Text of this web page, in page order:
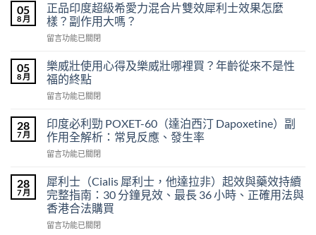
05
8 月
正品印度超級希愛力混合片雙效犀利士效果怎麼
樣？副作用大嗎？
在
品
印
度
超
希
愛
力
混
片
雙
效
利
留言功能已關閉
05
8 月
樂威壯使用心得及樂威壯哪裡買？年齡從來不是性
福的終點
在
威
壯
使
用
得
及
樂
威
壯
留言功能已關閉
28
7 月
印度必利勁 POXET-60（達泊西汀 Dapoxetine）副
作用全解析：常見反應、發生率
在
度
必
利
勁
POXET-
留言功能已關閉
28
7 月
犀利士（Cialis 犀利士，他達拉非）起效與藥效持續
完整指南：30 分鐘見效、最長 36 小時、正確用法與
香港合法購買
在
留言功能已關閉